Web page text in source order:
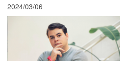
2024/03/06